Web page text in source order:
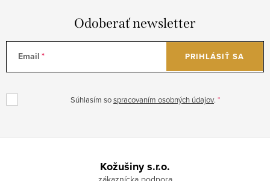
Odoberať newsletter
Email
Súhlasím sospracovaním osobných údajov.
PRIHLÁSIŤ SA
Kožušiny s.r.o.